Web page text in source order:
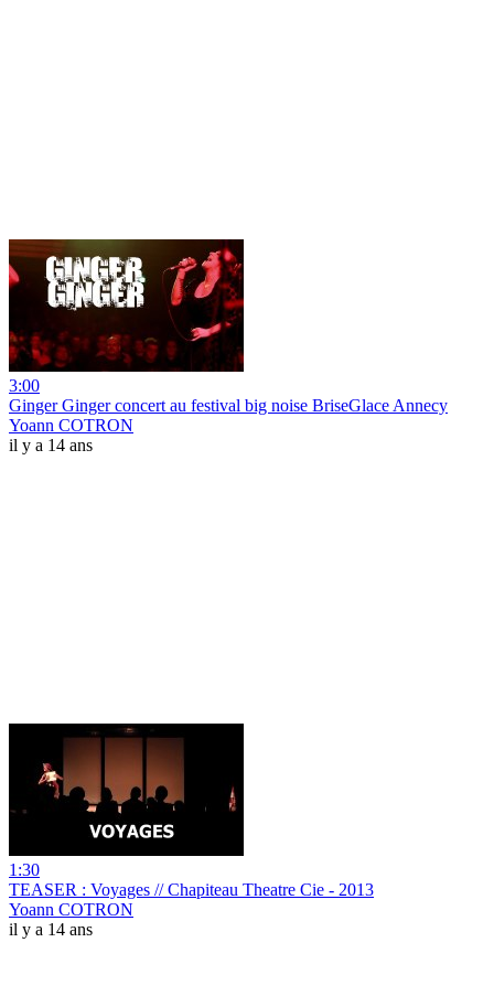
3:00
Ginger Ginger concert au festival big noise BriseGlace Annecy
Yoann COTRON
il y a 14 ans
1:30
TEASER : Voyages // Chapiteau Theatre Cie - 2013
Yoann COTRON
il y a 14 ans